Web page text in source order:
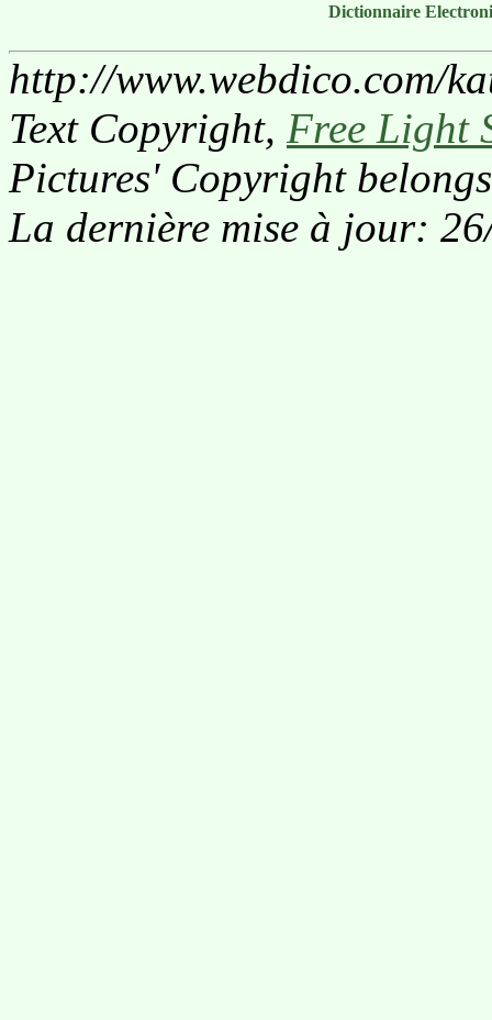
Dictionnaire
http://www.webdico.com/
Text Copyright, Free Light
Pictures' Copyright
La dernière mise à jour: